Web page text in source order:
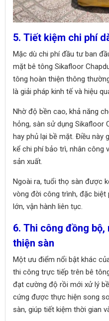
5. Tiết kiệm chi phí
Mặc dù chi phí đầu tư ban
mặt bê tông Sikafloor
tông hoàn thiện thông
là giải pháp kinh tế và hiệu
Nhờ độ bền cao, khả năng
hỏng, sàn sử dụng Sikafloor
hay phủ lại bề mặt. Điều này
kể chi phí bảo trì, nhân công
sản xuất.
Ngoài ra, tuổi thọ sàn được
vòng đời công trình, đặc biệt
lớn, vận hành liên tục.
6. Thi công đồng
thiện sàn
Một ưu điểm nổi bật khác
thi công trực tiếp trên bê
đạt cường độ rồi mới xử lý
cứng được thực hiện song
sàn, giúp tiết kiệm thời gian